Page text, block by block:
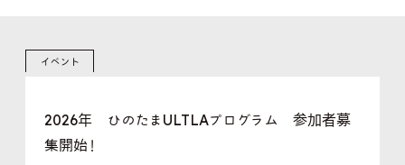
イベント
2026年 ひのたまULTLAプログラム 参加者募
集開始！